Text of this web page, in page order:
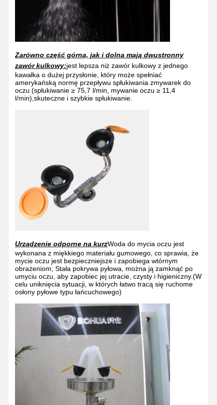
Produkty
Wycieczka
Po Fabryce
Zarówno część górna, jak i dolna mają dwustronny
zawór kulkowy:jest lepsza niż zawór kulkowy z jednego
kawałka o dużej przysłonie, który może spełniać
amerykańską normę przepływu spłukiwania zmywarek do
oczu (spłukiwanie ≥ 75,7 l/min, mywanie oczu ≥ 11,4
l/min),skuteczne i szybkie spłukiwanie.
Urządzenie odporne na kurzWoda do mycia oczu jest
wykonana z miękkiego materiału gumowego, co sprawia, że
mycie oczu jest bezpieczniejsze i zapobiega wtórnym
obrażeniom; Stała pokrywa pyłowa, można ją zamknąć po
umyciu oczu, aby zapobiec jej utracie, czysty i higieniczny.(W
celu uniknięcia sytuacji, w których łatwo tracą się ruchome
osłony pyłowe typu łańcuchowego)